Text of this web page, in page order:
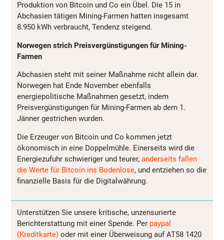
Produktion von Bitcoin und Co ein Übel. Die 15 in
Abchasien tätigen Mining-Farmen hatten insgesamt
8.950 kWh verbraucht, Tendenz steigend.
Norwegen strich Preisvergünstigungen für Mining-
Farmen
Abchasien steht mit seiner Maßnahme nicht allein dar.
Norwegen hat Ende November ebenfalls
energiepolitische Maßnahmen gesetzt, indem
Preisvergünstigungen für Mining-Farmen ab dem 1.
Jänner gestrichen wurden.
Die Erzeuger von Bitcoin und Co kommen jetzt
ökonomisch in eine Doppelmühle. Einerseits wird die
Energiezufuhr schwieriger und teurer, anderseits fallen
die Werte für Bitcoin ins Bodenlose, und entziehen so die
finanzielle Basis für die Digitalwährung.
Unterstützen Sie unsere kritische, unzensurierte
Berichterstattung mit einer Spende. Per paypal
(Kreditkarte) oder mit einer Überweisung auf AT58 1420